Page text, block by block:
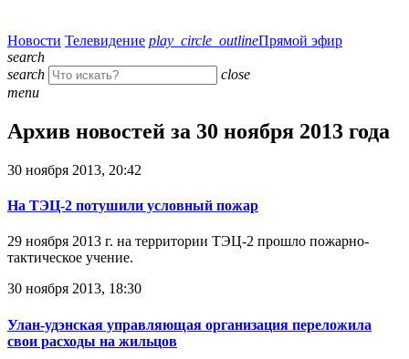
Новости Телевидение play_circle_outlineПрямой эфир
search
search
close
menu
Архив новостей за 30 ноября 2013 года
30 ноября 2013, 20:42
На ТЭЦ-2 потушили условный пожар
29 ноября 2013 г. на территории ТЭЦ-2 прошло пожарно-
тактическое учение.
30 ноября 2013, 18:30
Улан-удэнская управляющая организация переложила
свои расходы на жильцов